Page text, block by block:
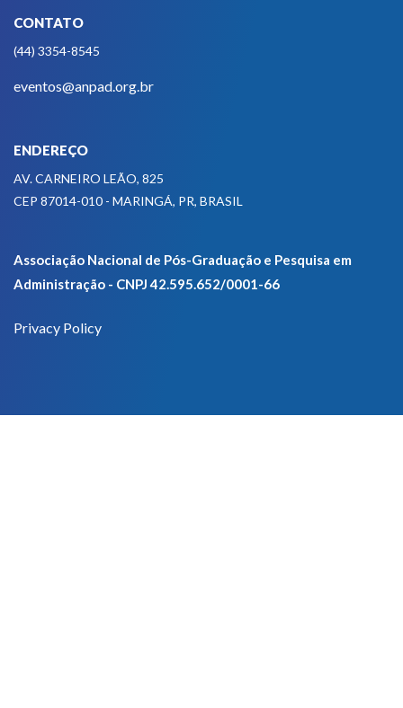
CONTATO
(44) 3354-8545
eventos@anpad.org.br
ENDEREÇO
AV. CARNEIRO LEÃO, 825
CEP 87014-010 - MARINGÁ, PR, BRASIL
Associação Nacional de Pós-Graduação e Pesquisa em
Administração - CNPJ 42.595.652/0001-66
Privacy Policy